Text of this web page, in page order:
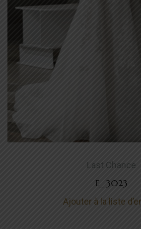
Last Chance
E_ 3023
Ajouter à la liste